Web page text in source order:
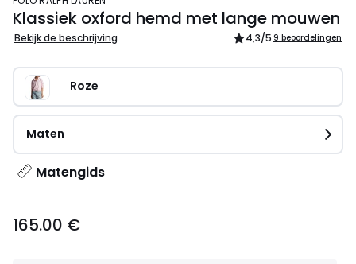
Klassiek oxford hemd met lange mouwen
Bekijk de beschrijving 4,3/5 9 beoordelingen
Roze
Maten
Matengids
165.00 €